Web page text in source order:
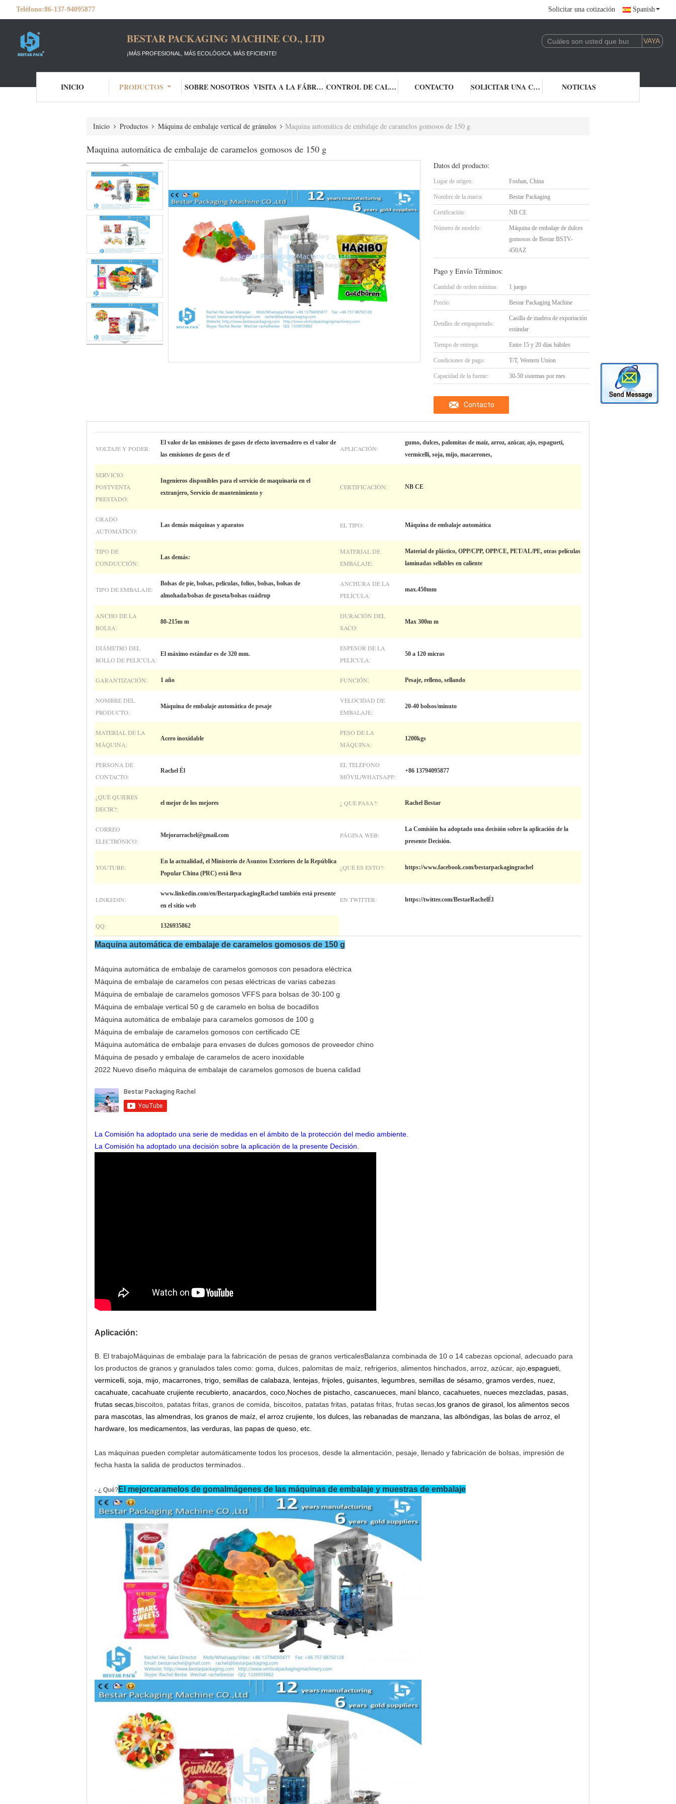
Teléfono:86-137-94095877 Solicitar una cotización Spanish
BESTAR PACKAGING MACHINE CO., LTD
¡MÁS PROFESIONAL, MÁS ECOLÓGICA, MÁS EFICIENTE!
INICIO PRODUCTOS SOBRE NOSOTROS VISITA A LA FÁBRICA CONTROL DE CALIDAD CONTACTO SOLICITAR UNA COTIZACIÓN NOTICIAS
Inicio Productos Máquina de embalaje vertical de gránulos Maquina automática de embalaje de caramelos gomosos de 150 g
Maquina automática de embalaje de caramelos gomosos de 150 g
Datos del producto:
Lugar de origen: Foshan, China
Nombre de la marca: Bestar Packaging
Certificación: NB CE
Número de modelo:
Máquina de embalaje de dulces
gomosos de Bestar BSTV-
450AZ
Pago y Envío Términos:
Cantidad de orden mínima: 1 juego
Precio: Bestar Packaging Machine
Detalles de empaquetado:
Casilla de madera de exportación
estándar
Tiempo de entrega: Entre 15 y 20 días hábiles
Condiciones de pago: T/T, Western Union
Capacidad de la fuente: 30-50 sistemas por mes
Contacto
VOLTAJE Y PODER:
El valor de las emisiones de gases de efecto invernadero es el valor de
las emisiones de gases de ef
APLICACIÓN:
gumo, dulces, palomitas de maíz, arroz, azúcar, ajo, espagueti,
vermicelli, soja, mijo, macarrones,
SERVICIO
POSTVENTA
PRESTADO:
Ingenieros disponibles para el servicio de maquinaria en el
extranjero, Servicio de mantenimiento y
CERTIFICACIÓN: NB CE
GRADO
AUTOMÁTICO:
Las demás máquinas y aparatos EL TIPO: Máquina de embalaje automática
TIPO DE
CONDUCCIÓN:
Las demás:
MATERIAL DE
EMBALAJE:
Material de plástico, OPP/CPP, OPP/CE, PET/AL/PE, otras películas
laminadas sellables en caliente
TIPO DE EMBALAJE:
Bolsas de pie, bolsas, películas, folios, bolsas, bolsas de
almohada/bolsas de guseta/bolsas cuádrup
ANCHURA DE LA
PELÍCULA:
max.450mm
ANCHO DE LA
BOLSA:
80-215m m
DURACIÓN DEL
SACO:
Max 300m m
DIÁMETRO DEL
ROLLO DE PELÍCULA:
El máximo estándar es de 320 mm.
ESPESOR DE LA
PELÍCULA:
50 a 120 micras
GARANTIZACIÓN: 1 año FUNCIÓN: Pesaje, relleno, sellando
NOMBRE DEL
PRODUCTO:
Máquina de embalaje automática de pesaje
VELOCIDAD DE
EMBALAJE:
20-40 bolsos/minuto
MATERIAL DE LA
MÁQUINA:
Acero inoxidable
PESO DE LA
MÁQUINA:
1200kgs
PERSONA DE
CONTACTO:
Rachel Él
EL TELÉFONO
MÓVIL/WHATSAPP:
+86 13794095877
¿QUÉ QUIERES
DECIR?:
el mejor de los mejores ¿ QUÉ PASA?: Rachel Bestar
CORREO
ELECTRÓNICO:
Mejorarrachel@gmail.com PÁGINA WEB:
La Comisión ha adoptado una decisión sobre la aplicación de la
presente Decisión.
YOUTUBE:
En la actualidad, el Ministerio de Asuntos Exteriores de la República
Popular China (PRC) está lleva
¿QUÉ ES ESTO?: https://www.facebook.com/bestarpackagingrachel
LINKEDIN:
www.linkedin.com/en/BestarpackagingRachel también está presente
en el sitio web
EN TWITTER: https://twitter.com/BestarRachelÉl
QQ: 1326935862
Maquina automática de embalaje de caramelos gomosos de 150 g
Máquina automática de embalaje de caramelos gomosos con pesadora eléctrica
Máquina de embalaje de caramelos con pesas eléctricas de varias cabezas
Máquina de embalaje de caramelos gomosos VFFS para bolsas de 30-100 g
Máquina de embalaje vertical 50 g de caramelo en bolsa de bocadillos
Máquina automática de embalaje para caramelos gomosos de 100 g
Máquina de embalaje de caramelos gomosos con certificado CE
Máquina automática de embalaje para envases de dulces gomosos de proveedor chino
Máquina de pesado y embalaje de caramelos de acero inoxidable
2022 Nuevo diseño máquina de embalaje de caramelos gomosos de buena calidad
La Comisión ha adoptado una serie de medidas en el ámbito de la protección del medio ambiente.
La Comisión ha adoptado una decisión sobre la aplicación de la presente Decisión.
Aplicación:
B. El trabajoMáquinas de embalaje para la fabricación de pesas de granos verticalesBalanza combinada de 10 o 14 cabezas opcional , adecuado para
los productos de granos y granulados tales como: goma, dulces, palomitas de maíz, refrigerios, alimentos hinchados, arroz, azúcar, ajo, espagueti,
vermicelli, soja, mijo, macarrones, trigo, semillas de calabaza, lentejas, frijoles, guisantes, legumbres, semillas de sésamo, gramos verdes, nuez,
cacahuate, cacahuate crujiente recubierto, anacardos, coco,Noches de pistacho, cascanueces, maní blanco, cacahuetes, nueces mezcladas, pasas,
frutas secas, biscoitos, patatas fritas, granos de comida, biscoitos, patatas fritas, patatas fritas, frutas secas, los granos de girasol, los alimentos secos
para mascotas, las almendras, los granos de maíz, el arroz crujiente, los dulces, las rebanadas de manzana, las albóndigas, las bolas de arroz, el
hardware, los medicamentos, las verduras, las papas de queso, etc.
Las máquinas pueden completar automáticamente todos los procesos, desde la alimentación, pesaje, llenado y fabricación de bolsas, impresión de
fecha hasta la salida de productos terminados..
- ¿ Qué? El mejorcaramelos de goma Imágenes de las máquinas de embalaje y muestras de embalaje